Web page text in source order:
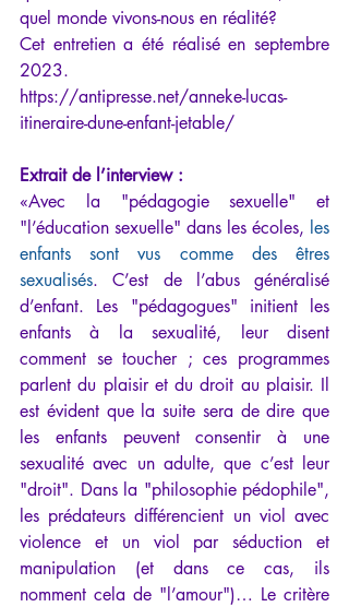
quel monde vivons-nous en réalité?
Cet entretien a été réalisé en septembre
2023.
https://antipresse.net/anneke-lucas-
itineraire-dune-enfant-jetable/
Extrait de l’interview :
«Avec la "pédagogie sexuelle" et
"l’éducation sexuelle" dans les écoles, les
enfants sont vus comme des êtres
sexualisés. C’est de l’abus généralisé
d’enfant. Les "pédagogues" initient les
enfants à la sexualité, leur disent
comment se toucher ; ces programmes
parlent du plaisir et du droit au plaisir. Il
est évident que la suite sera de dire que
les enfants peuvent consentir à une
sexualité avec un adulte, que c’est leur
"droit". Dans la "philosophie pédophile",
les prédateurs différencient un viol avec
violence et un viol par séduction et
manipulation (et dans ce cas, ils
nomment cela de "l’amour")… Le critère